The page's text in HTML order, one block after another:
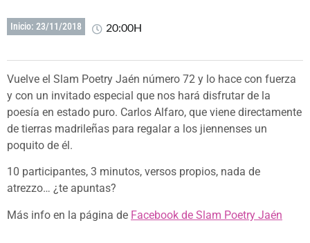
Inicio: 23/11/2018 20:00H
Vuelve el Slam Poetry Jaén número 72 y lo hace con fuerza
y con un invitado especial que nos hará disfrutar de la
poesía en estado puro. Carlos Alfaro, que viene directamente
de tierras madrileñas para regalar a los jiennenses un
poquito de él.
10 participantes, 3 minutos, versos propios, nada de
atrezzo… ¿te apuntas?
Más info en la página de Facebook de Slam Poetry Jaén